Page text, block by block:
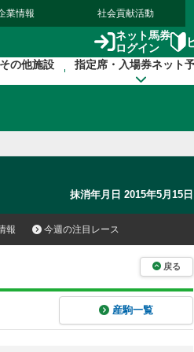
業情報 社会貢献活動
ネット馬券
ログイン
の他施設 指定席・入場券ネット
抹消年月日 2015年5月15日
報 今週の注目レース
戻る
産駒一覧